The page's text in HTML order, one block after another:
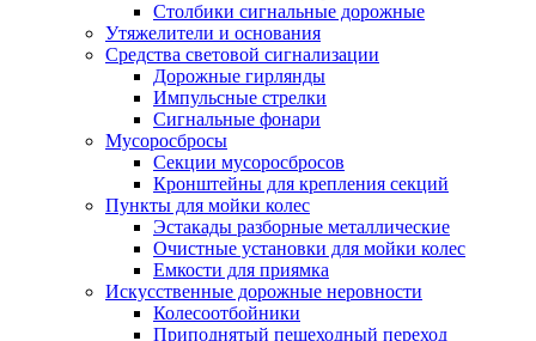
Столбики сигнальные дорожные
Утяжелители и основания
Средства световой сигнализации
Дорожные гирлянды
Импульсные стрелки
Сигнальные фонари
Мусоросбросы
Секции мусоросбросов
Кронштейны для крепления секций
Пункты для мойки колес
Эстакады разборные металлические
Очистные установки для мойки колес
Емкости для приямка
Искусственные дорожные неровности
Колесоотбойники
Приподнятый пешеходный переход